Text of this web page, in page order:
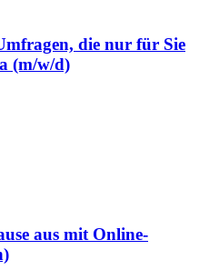
die nur für Sie
(m/w/d)
aus mit Online-